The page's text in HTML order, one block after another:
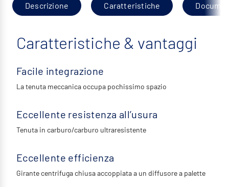
Descrizione Caratteristiche
Caratteristiche & vantaggi
Facile integrazione
La tenuta meccanica occupa pochissimo spazio
Eccellente resistenza all’usura
Tenuta in carburo/carburo ultraresistente
Eccellente efficienza
Girante centrifuga chiusa accoppiata a un diffusore a palette